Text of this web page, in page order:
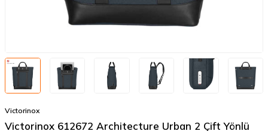
Victorinox
Victorinox 612672 Architecture Urban 2 Çift Yönlü